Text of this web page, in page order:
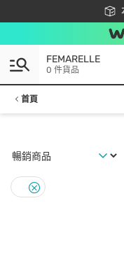
FEMARELLE
0 件貨品
首頁